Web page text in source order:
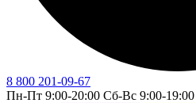
8 800 201-09-67
Пн-Пт 9:00-20:00 Сб-Вс 9:00-19:00